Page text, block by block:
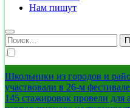
Нам пишут
Найти:
Школьники из городов и
участвовали в 26-м
145 стажировок провели для